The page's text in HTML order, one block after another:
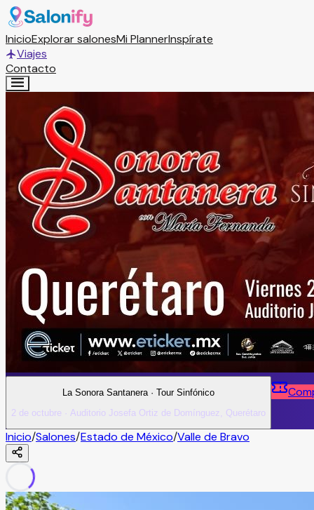
InicioExplorar salonesMi PlannerInspírate
Viajes
Contacto
La Sonora Santanera · Tour Sinfónico
2 de octubre · Auditorio Josefa Ortiz de Domínguez, Querétaro
Inicio/Salones/Estado de México/Valle de Bravo